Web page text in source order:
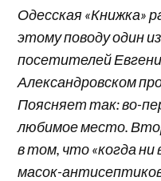
Одесская «Книжка»
этому поводу один
посетителей
Александровском
Поясняет так: во-
любимое место.
в том, что «когда ни
масок-